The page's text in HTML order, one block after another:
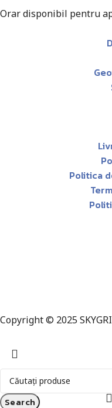
Orar disponibil pentru
Politica
Copyright © 2025
Search